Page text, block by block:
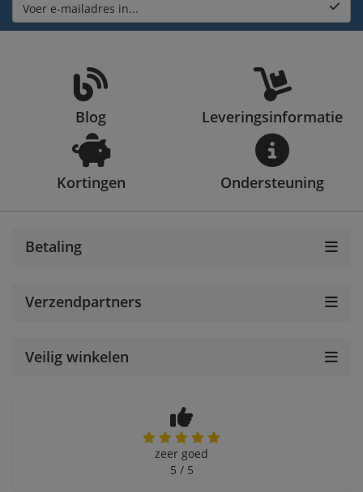
Voer e-mailadres in...
Blog Leveringsinformatie
Kortingen Ondersteuning
Betaling
Verzendpartners
Veilig winkelen
zeer goed
5 / 5